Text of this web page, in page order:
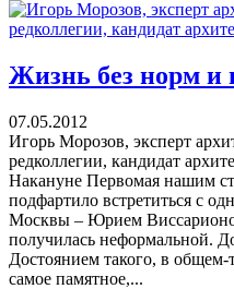
Жизнь без норм и
07.05.2012
Игорь Морозов, эксперт
редколлегии, кандидат
Накануне Первомая нашим
подфартило встретиться с
Москвы – Юрием
получилась неформальной.
Достоянием такого, в
самое памятное,...